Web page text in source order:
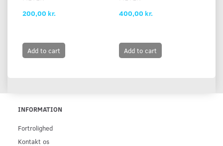
200,00 kr.
Add to cart
400,00 kr.
Add to cart
INFORMATION
Fortrolighed
Kontakt os